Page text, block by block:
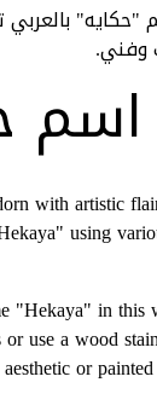
"حكايه"
وفني.
with artistic
using
"Hekaya" in this
use a wood
or